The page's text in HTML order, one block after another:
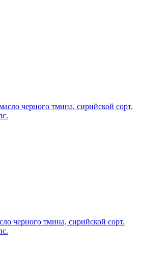
черного тмина, сирийской сорт.